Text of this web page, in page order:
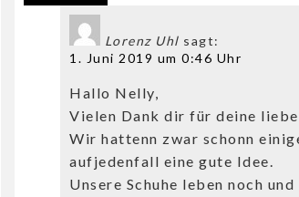
Lorenz Uhl sagt:
1. Juni 2019 um 0:46 Uhr
Hallo Nelly,
Vielen Dank dir für deine
Wir hattenn zwar schonn
aufjedenfall eine gute Idee.
Unsere Schuhe leben noch